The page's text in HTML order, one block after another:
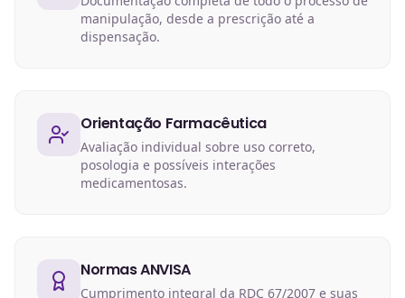
manipulação, desde a prescrição até a
dispensação.
Orientação Farmacêutica
Avaliação individual sobre uso correto,
posologia e possíveis interações
medicamentosas.
Normas ANVISA
Cumprimento integral da RDC 67/2007 e suas